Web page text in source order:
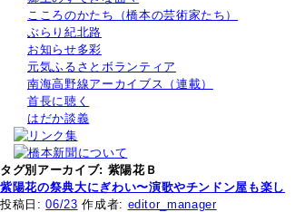
こころのかたち（橋本の芸術家たち）
ぶらり紀北路
お知らせ多彩
元気ふるさとボランティア
南海高野線アーカイブス（連載）
首長に聴く
はだか談義
タグ別アーカイブ: 紫陽花Ｂ
紫陽花の祭典大にぎわい〜演歌やチンドン屋も楽し
投稿日: 06/23 作成者: editor_manager